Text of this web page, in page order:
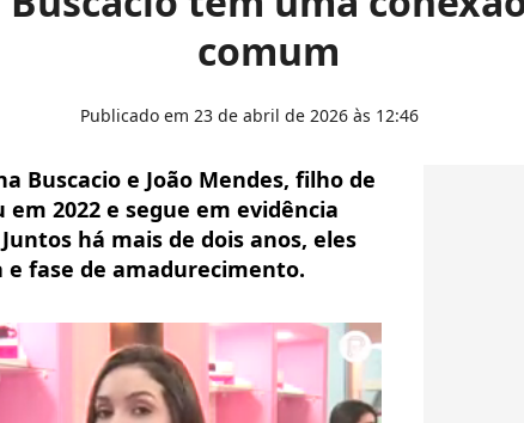
comum
Publicado em 23 de abril de 2026 às 12:46
Buscacio e João Mendes, filho de
2022 e segue em evidência
há mais de dois anos, eles
fase de amadurecimento.